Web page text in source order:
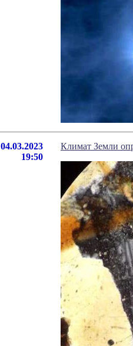
04.03.2023
19:50
Климат Земли